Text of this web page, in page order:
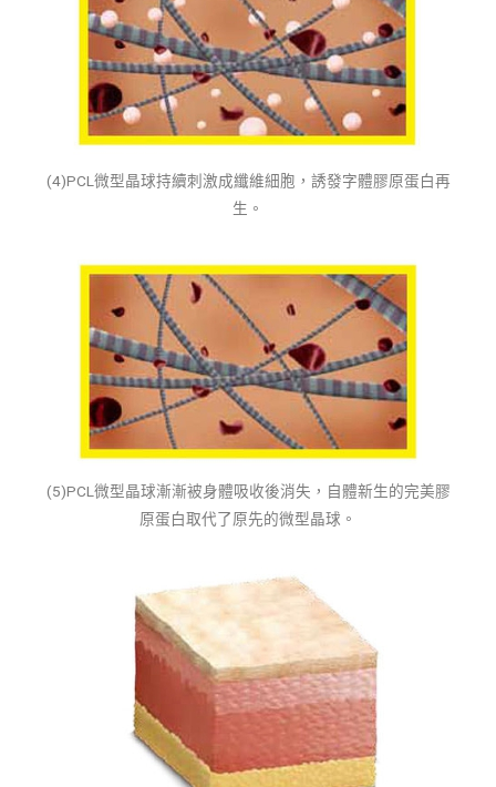
(4)PCL微型晶球持續刺激成纖維細胞，誘發字體膠原蛋白再
生。
(5)PCL微型晶球漸漸被身體吸收後消失，自體新生的完美膠
原蛋白取代了原先的微型晶球。